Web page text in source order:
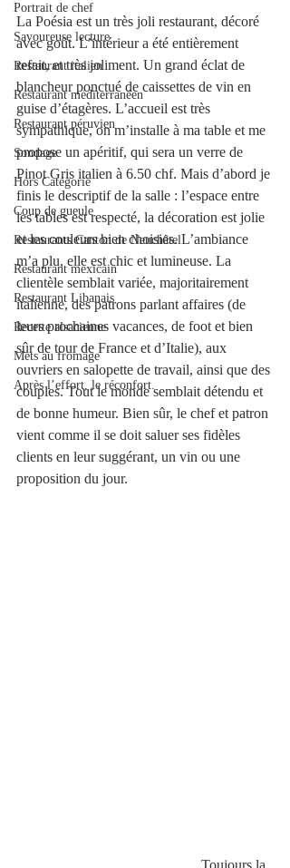
Portrait de chef
Savoureuse lecture
Restaurant italien
Restaurant méditerranéen
Restaurant péruvien
Sondage
Hors Catégorie
Coup de gueule
Restaurants Canton de Neuchâtel
Restaurant mexicain
Restaurant Libanais
Recette alsacienne
Mets au fromage
Après l’effort, le réconfort.
La Poésia est un très joli restaurant, décoré
avec goût. L’intérieur a été entièrement
refait, et très joliment. Un grand éclat de
blancheur ponctué de caissettes de vin en
guise d’étagères. L’accueil est très
sympathique, on m’installe à ma table et me
propose un apéritif, qui sera un verre de
Pinot Gris italien à 6.50 chf. Mais d’abord je
finis le descriptif de la salle : l’espace entre
les tables est respecté, la décoration est jolie
et les couleurs bien choisies. L’ambiance
m’a plu, elle est chic et lumineuse. La
clientèle semblait variée, majoritairement
italienne, des patrons parlant affaires (de
leurs prochaines vacances, de foot et bien
sûr de tour de France et d’Italie), aux
ouvriers en salopette de travail, ainsi que des
couples. Tout le monde semblait détendu et
de bonne humeur. Bien sûr, le chef et patron
vient comme il se doit saluer ses fidèles
clients en leur suggérant, un vin ou une
proposition du jour.